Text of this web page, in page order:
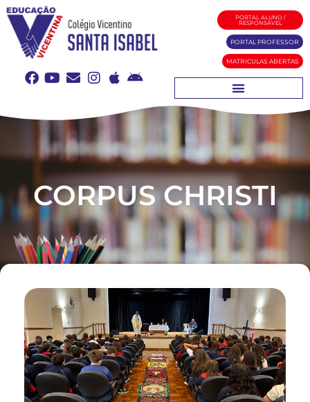
PORTAL ALUNO /
RESPONSÁVEL
PORTAL PROFESSOR
MATRICULAS ABERTAS
CORPUS CHRISTI